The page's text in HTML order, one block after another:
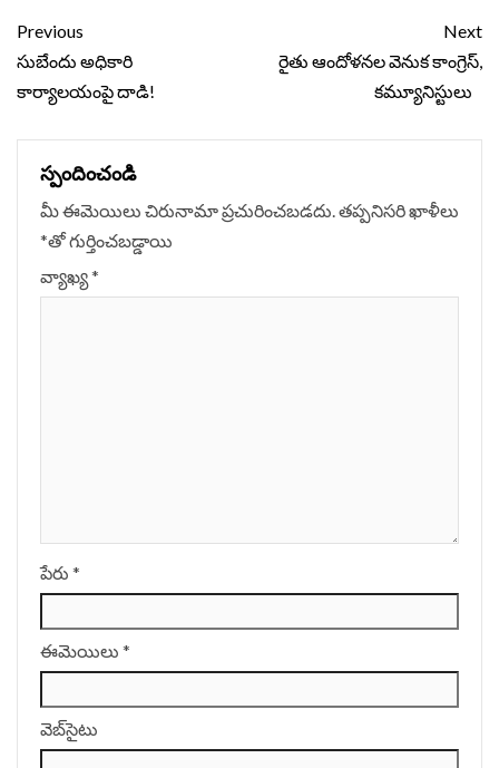
Continue
Reading
Previous
సుబేందు అధికారి
కార్యాలయంపై దాడి!
Next
రైతు ఆందోళనల వెనుక కాంగ్రెస్‌,
కమ్యూనిస్టులు
స్పందించండి
మీ ఈమెయిలు చిరునామా ప్రచురించబడదు. తప్పనిసరి ఖాళీలు
*‌తో గుర్తించబడ్డాయి
వ్యాఖ్య*
పేరు *
ఈమెయిలు *
వెబ్‌సైటు